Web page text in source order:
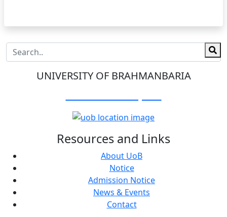
UNIVERSITY OF BRAHMANBARIA
Resources and Links
About UoB
Notice
Admission Notice
News & Events
Contact